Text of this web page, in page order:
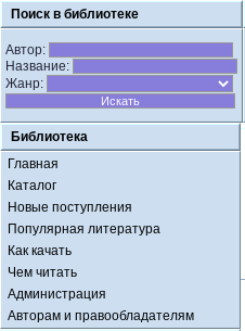
Поиск в библиотеке
Автор:
Название:
Жанр:
Библиотека
Главная
Каталог
Новые поступления
Популярная литература
Как качать
Чем читать
Администрация
Авторам и правообладателям